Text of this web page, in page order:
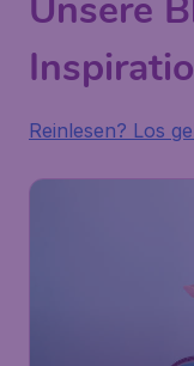
Reinlesen? Los